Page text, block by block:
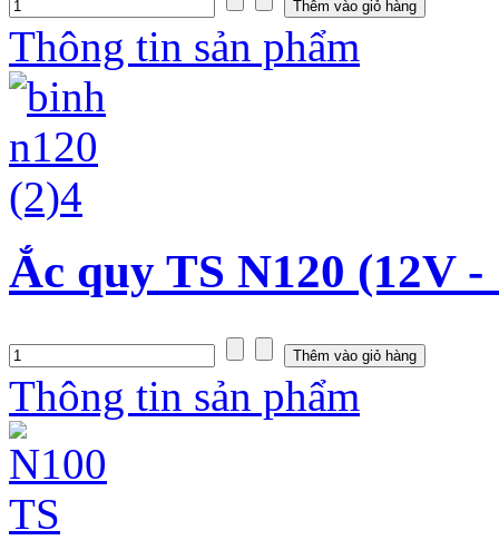
Thông tin sản phẩm
Ắc quy TS N120 (12V -
Thông tin sản phẩm